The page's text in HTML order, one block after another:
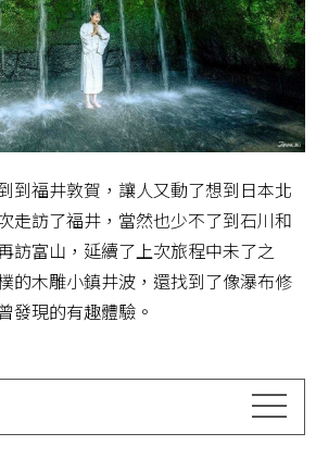
到福井敦賀，讓人又動了想到日本北
走訪了福井，當然也少不了到石川和
訪富山，延續了上次旅程中未了之
的木雕小鎮井波，還找到了像瀑布修
發現的有趣體驗。